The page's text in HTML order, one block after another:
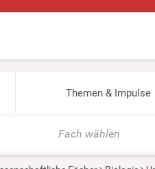
Themen & Impulse
Fach wählen